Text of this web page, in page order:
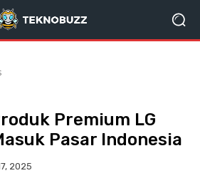
Premium LG
Pasar Indonesia
2025